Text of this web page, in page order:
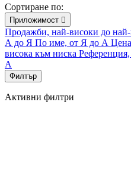
Сортиране по:
Приложимост 
Продажби, най-високи до
А до Я По име, от Я до А
висока към ниска
А
Филтър
Активни филтри